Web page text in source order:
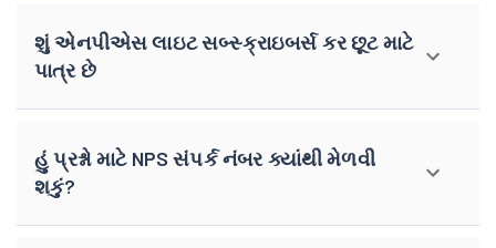
શું એનપીએસ લાઇટ સબ્સ્ક્રાઇબર્સ કર છૂટ માટે
પાત્ર છે
હું પ્રશ્નો માટે NPS સંપર્ક નંબર ક્યાંથી મેળવી
શકું?